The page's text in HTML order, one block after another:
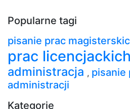
Popularne tagi
pisanie prac
prac licencjackich
administracja , pisanie
administracji
Kategorie